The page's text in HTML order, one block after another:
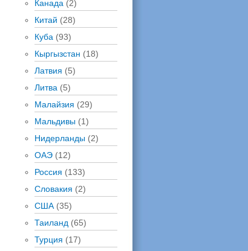
Канада (2)
Китай (28)
Куба (93)
Кыргызстан (18)
Латвия (5)
Литва (5)
Малайзия (29)
Мальдивы (1)
Нидерланды (2)
ОАЭ (12)
Россия (133)
Словакия (2)
США (35)
Таиланд (65)
Турция (17)